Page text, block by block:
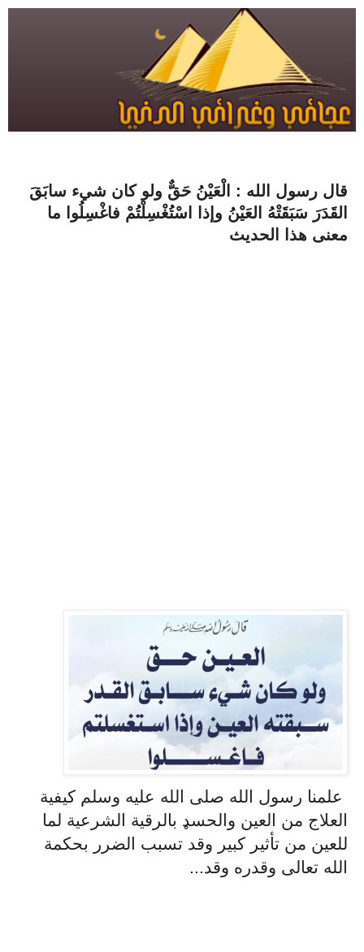
قال رسول الله : الْعَيْنُ حَقٌّ ولو كان شيء سابَقَ
القَدَرَ سَبَقَتْهُ العَيْنُ وإذا اسْتُغْسِلْتُمْ فاغْسِلُوا ما
معنى هذا الحديث
علمنا رسول الله صلى الله عليه وسلم كيفية
العلاج من العين والحسډ بالرقية الشرعية لما
للعين من تأثير كبير وقد تسبب الضرر بحكمة
الله تعالى وقدره وقد...